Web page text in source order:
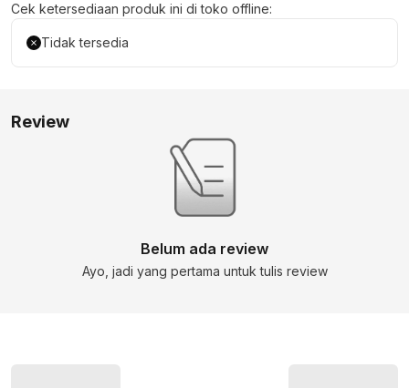
Cek ketersediaan produk ini di toko offline:
Tidak tersedia
Review
Belum ada review
Ayo, jadi yang pertama untuk tulis review